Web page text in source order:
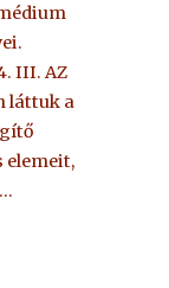
III. AZ
láttuk a
elemeit,